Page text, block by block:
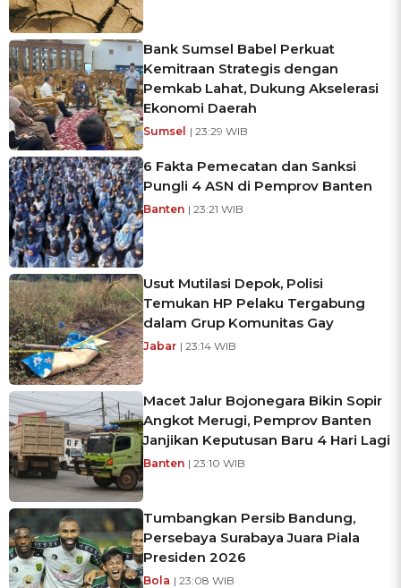
Bank Sumsel Babel Perkuat
Kemitraan Strategis dengan
Pemkab Lahat, Dukung Akselerasi
Ekonomi Daerah
Sumsel | 23:29 WIB
6 Fakta Pemecatan dan Sanksi
Pungli 4 ASN di Pemprov Banten
Banten | 23:21 WIB
Usut Mutilasi Depok, Polisi
Temukan HP Pelaku Tergabung
dalam Grup Komunitas Gay
Jabar | 23:14 WIB
Macet Jalur Bojonegara Bikin Sopir
Angkot Merugi, Pemprov Banten
Janjikan Keputusan Baru 4 Hari Lagi
Banten | 23:10 WIB
Tumbangkan Persib Bandung,
Persebaya Surabaya Juara Piala
Presiden 2026
Bola | 23:08 WIB